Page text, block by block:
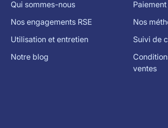
Qui sommes-nous
Nos engagements RSE
Utilisation et entretien
Notre blog
Nos
Suivi de
ventes